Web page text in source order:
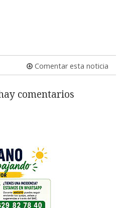
Comentar esta noticia
comentarios